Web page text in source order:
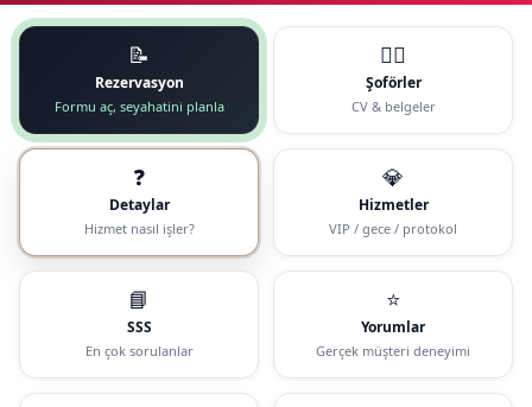
📝
Rezervasyon
Formu aç, seyahatini planla
🧑‍✈️
Şoförler
CV & belgeler
❓
Detaylar
Hizmet nasıl işler?
💎
Hizmetler
VIP / gece / protokol
📘
SSS
En çok sorulanlar
⭐
Yorumlar
Gerçek müşteri deneyimi